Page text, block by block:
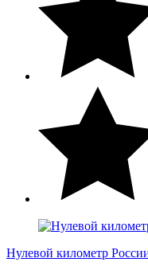
Нулевой километр